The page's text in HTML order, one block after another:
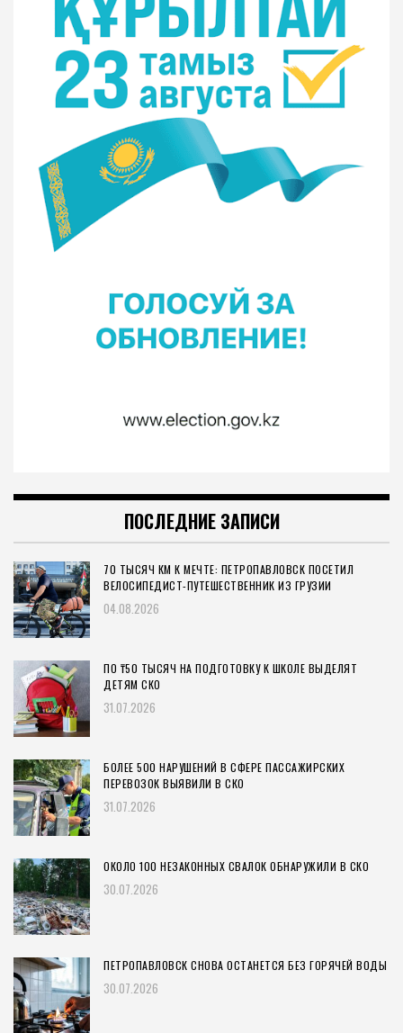
ПОСЛЕДНИЕ ЗАПИСИ
70 ТЫСЯЧ КМ К МЕЧТЕ: ПЕТРОПАВЛОВСК ПОСЕТИЛ
ВЕЛОСИПЕДИСТ-ПУТЕШЕСТВЕННИК ИЗ ГРУЗИИ
04.08.2026
ПО ₸50 ТЫСЯЧ НА ПОДГОТОВКУ К ШКОЛЕ ВЫДЕЛЯТ
ДЕТЯМ СКО
31.07.2026
БОЛЕЕ 500 НАРУШЕНИЙ В СФЕРЕ ПАССАЖИРСКИХ
ПЕРЕВОЗОК ВЫЯВИЛИ В СКО
31.07.2026
ОКОЛО 100 НЕЗАКОННЫХ СВАЛОК ОБНАРУЖИЛИ В СКО
30.07.2026
ПЕТРОПАВЛОВСК СНОВА ОСТАНЕТСЯ БЕЗ ГОРЯЧЕЙ ВОДЫ
30.07.2026